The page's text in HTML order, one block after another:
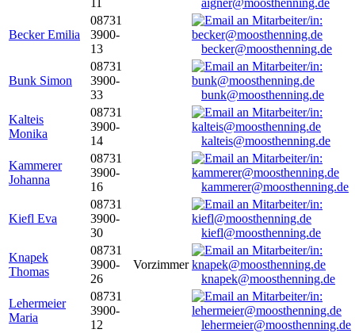
aigner@moosthenning.de
Becker Emilia
08731
3900-
13
becker@moosthenning.de
Bunk Simon
08731
3900-
33
bunk@moosthenning.de
Kalteis
Monika
08731
3900-
14
kalteis@moosthenning.de
Kammerer
Johanna
08731
3900-
16
kammerer@moosthenning.de
Kiefl Eva
08731
3900-
30
kiefl@moosthenning.de
Knapek
Thomas
08731
3900-
26
Vorzimmer
knapek@moosthenning.de
Lehermeier
Maria
08731
3900-
12
lehermeier@moosthenning.de